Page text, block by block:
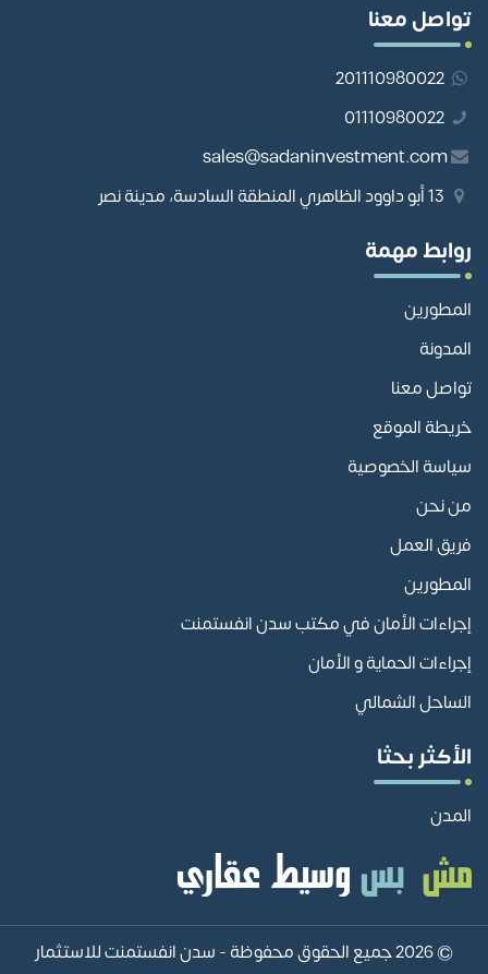
تواصل معنا
201110980022
01110980022
sales@sadaninvestment.com
روابط مهمة
المطورين
المدونة
تواصل معنا
خريطة الموقع
سياسة الخصوصية
من نحن
فريق العمل
المطورين
إجراءات الأمان في مكتب سدن انفستمنت
إجراءات الحماية و الأمان
الساحل الشمالي
الأكثر بحثا
المدن
© 2026 جميع الحقوق محفوظة -
سدن انفستمنت للاستثمار